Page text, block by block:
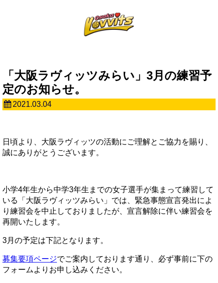
「大阪ラヴィッツみらい」3月の練習予
定のお知らせ。
2021.03.04
日頃より、大阪ラヴィッツの活動にご理解とご協力を賜り、
誠にありがとうございます。
小学4年生から中学3年生までの女子選手が集まって練習して
いる「大阪ラヴィッツみらい」では、緊急事態宣言発出によ
り練習会を中止しておりましたが、宣言解除に伴い練習会を
再開いたします。
3月の予定は下記となります。
募集要項ページでご案内しております通り、必ず事前に下の
フォームよりお申し込みください。